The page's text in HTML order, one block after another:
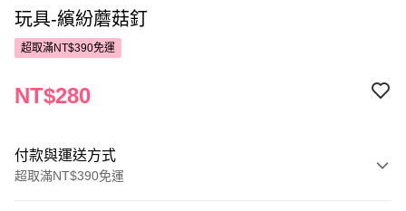
玩具-繽紛蘑菇釘
超取滿NT$390免運
NT$280
付款與運送方式
超取滿NT$390免運